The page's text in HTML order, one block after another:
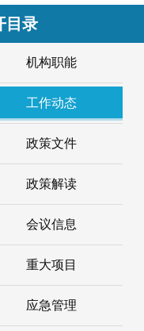
目录
机构职能
工作动态
政策文件
政策解读
会议信息
重大项目
应急管理